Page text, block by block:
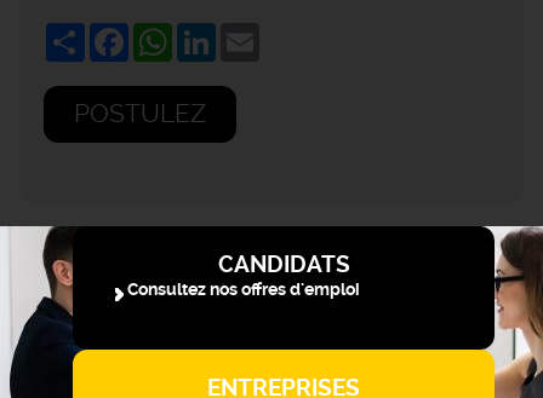
ShareFacebookWhatsApp
LinkedIn
POSTULEZ
CANDIDATS
Consultez nos offres d'emploi
ENTREPRISES